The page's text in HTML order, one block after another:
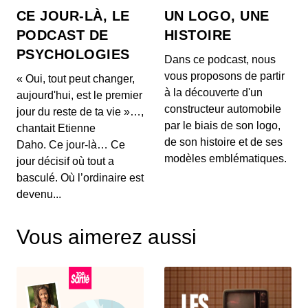
27 mai 2026 : Mythes sur la perte de
poids, l'impact du vin rouge et
tendances capillaires de Cannes
00:03:48 - IL Y A 2 MOIS
1. 🍽️ **Mythes de la perte de poids :** Découvrez
pourquoi manger tard le soir ne fait pas forcéme...
26 mai 2026 : Alerte sanitaire,
hydratation et astuces beauté pour les
mains
00:03:56 - IL Y A 2 MOIS
1. ⚠️ **Alerte de RappelConso sur les merguez
mer...
Tendances street food
00:04:07 - IL Y A 2 MOIS
18 mai 2026 : Cholestérol, Longévité et
CE JOUR-LÀ, LE
PODCAST DE
PSYCHOLOGIES
« Oui, tout peut changer,
aujourd'hui, est le premier
jour du reste de ta vie »…,
chantait Etienne
Daho. Ce jour-là… Ce
jour décisif où tout a
basculé. Où l’ordinaire est
devenu...
UN LOGO, UNE
HISTOIRE
Dans ce podcast, nous
vous proposons de partir
à la découverte d'un
constructeur automobile
par le biais de son logo,
de son histoire et de ses
modèles emblématiques.
Vous aimerez aussi